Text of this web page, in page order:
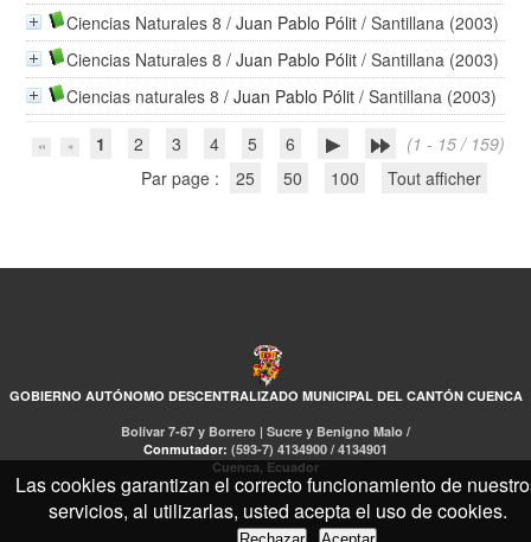
Ciencias Naturales 8 /Juan Pablo Pólit / Santillana (2003)
Ciencias Naturales 8 /Juan Pablo Pólit / Santillana (2003)
Ciencias naturales 8 /Juan Pablo Pólit / Santillana (2003)
1
2 3 4 5 6
(1 - 15 / 159)
Par page :
25 50 100 Tout afficher
GOBIERNO AUTÓNOMO DESCENTRALIZADO MUNICIPAL DEL CANTÓN CUENCA
Bolívar 7-67 y Borrero | Sucre y Benigno Malo /
Conmutador: (593-7) 4134900 / 4134901
Cuenca, Ecuador
Las cookies garantizan el correcto funcionamiento de
servicios, al utilizarlas, usted acepta el uso de cookies.